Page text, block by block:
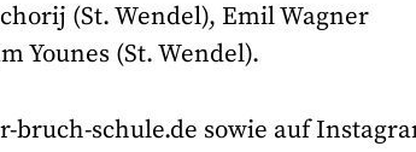
(St. Wendel), Emil Wagner
Younes (St. Wendel).
schule.de sowie auf